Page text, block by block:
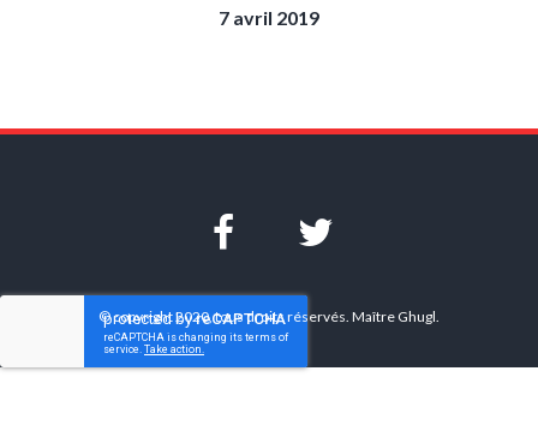
7 avril 2019
© copyright 2020, tous droits réservés. Maître Ghugl.